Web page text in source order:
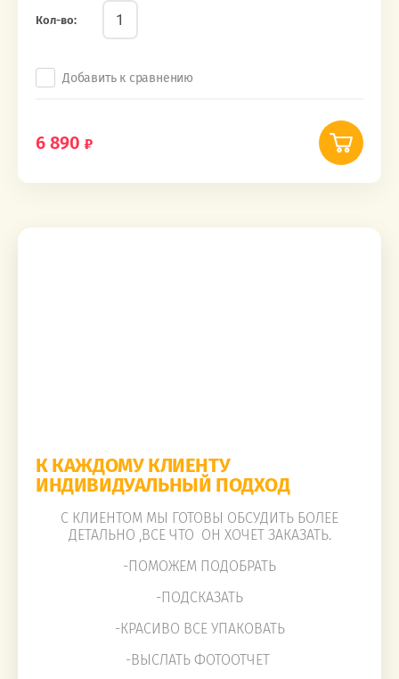
Кол-во:
Добавить к сравнению
6 890
К КАЖДОМУ КЛИЕНТУ
ИНДИВИДУАЛЬНЫЙ ПОДХОД
С КЛИЕНТОМ МЫ ГОТОВЫ ОБСУДИТЬ БОЛЕЕ
ДЕТАЛЬНО ,ВСЕ ЧТО ОН ХОЧЕТ ЗАКАЗАТЬ.
-ПОМОЖЕМ ПОДОБРАТЬ
-ПОДСКАЗАТЬ
-КРАСИВО ВСЕ УПАКОВАТЬ
-ВЫСЛАТЬ ФОТООТЧЕТ